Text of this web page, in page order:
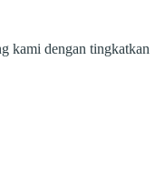
kami dengan tingkatkan